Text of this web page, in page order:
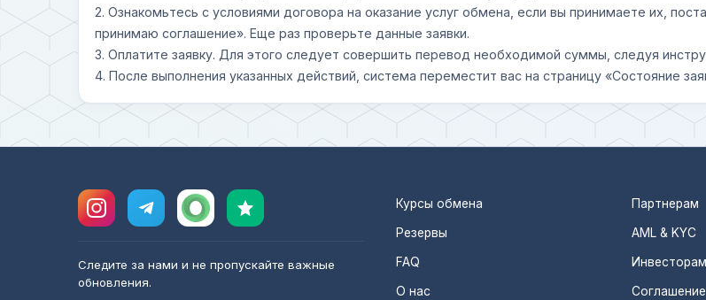
2. Ознакомьтесь с условиями договора на оказание услуг обмена, если вы принимаете их,
принимаю соглашение». Еще раз проверьте данные заявки.
3. Оплатите заявку. Для этого следует совершить перевод необходимой суммы, следуя
4. После выполнения указанных действий, система переместит вас на страницу «Состояние
Следите за нами и не пропускайте важные
обновления.
Курсы обмена
Резервы
FAQ
О нас
Партнерам
AML & KYC
Инвесторам
Соглашение